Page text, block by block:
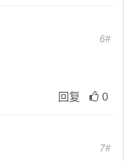
6#
回复 0
7#